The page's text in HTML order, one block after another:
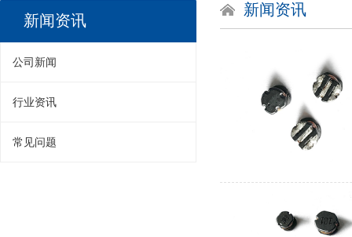
新闻资讯
公司新闻
行业资讯
常见问题
新闻资讯